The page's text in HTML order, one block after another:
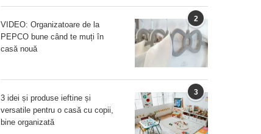
2
VIDEO: Organizatoare de la
PEPCO bune când te muți în
casă nouă
3
3 idei și produse ieftine și
versatile pentru o casă cu copii,
bine organizată